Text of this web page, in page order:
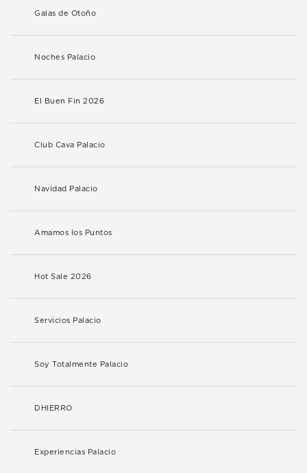
Galas de Otoño
Noches Palacio
El Buen Fin 2026
Club Cava Palacio
Navidad Palacio
Amamos los Puntos
Hot Sale 2026
Servicios Palacio
Soy Totalmente Palacio
DHIERRO
Experiencias Palacio